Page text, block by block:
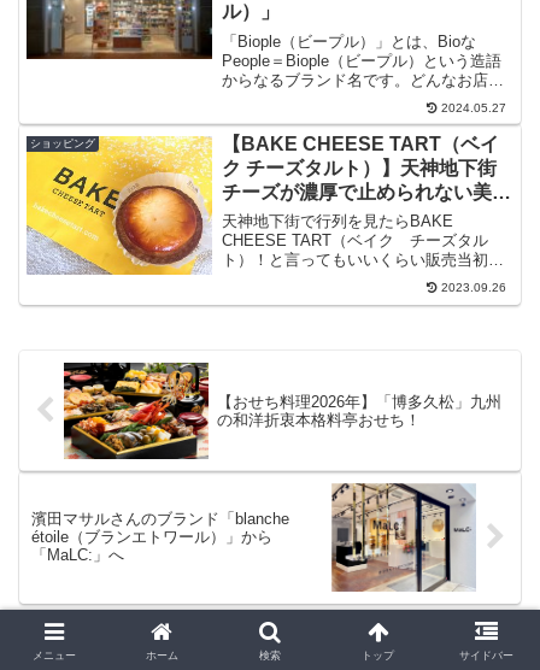
ル）」
「Biople（ビープル）」とは、Bioな
People＝Biople（ビープル）という造語
からなるブランド名です。どんなお店な
のか？というと、ナチュラル＆オーガニ
ックのセルフケアアイテムを体の外側か
ら内側まで幅広く取りそろえたセレクト
ショッ...
2024.05.27
ショッピング
【BAKE CHEESE TART（ベイ
ク チーズタルト）】天神地下街
チーズが濃厚で止められない美味
しさ！
天神地下街で行列を見たらBAKE
CHEESE TART（ベイク チーズタル
ト）！と言ってもいいくらい販売当初か
ら人気が止まらない天神地下街に佇む人
気店。チーズの味が濃厚なタルトは1度食
しいので飽きることはありません。
2023.09.26
【おせち料理2026年】「博多久松」九州
の和洋折衷本格料亭おせち！
濱田マサルさんのブランド「blanche
étoile（ブランエトワール）」から
「MaLC:」へ
ホーム ショッピング
メニュー ホーム 検索 トップ サイドバー